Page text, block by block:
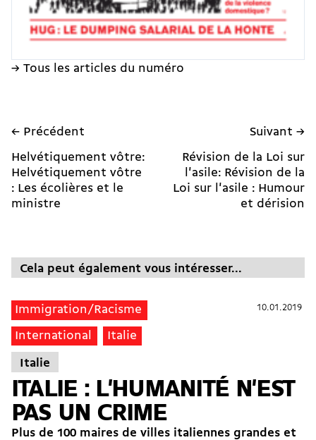
→ Tous les articles du numéro
← Précédent
Helvétiquement vôtre:
Helvétiquement vôtre
: Les écolières et le
ministre
Suivant →
Révision de la Loi sur
l'asile: Révision de la
Loi sur l'asile : Humour
et dérision
Cela peut également vous intéresser...
10.01.2019
Immigration/Racisme
International Italie
10.01.2019
Italie
ITALIE : L'HUMANITÉ N'EST
PAS UN CRIME
Plus de 100 maires de villes italiennes grandes et